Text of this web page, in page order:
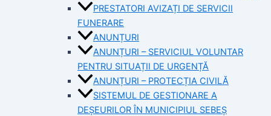
PRESTATORI AVIZAȚI DE SERVICII
FUNERARE
ANUNȚURI
ANUNȚURI – SERVICIUL VOLUNTAR
PENTRU SITUAȚII DE URGENȚĂ
ANUNȚURI – PROTECȚIA CIVILĂ
SISTEMUL DE GESTIONARE A
DEȘEURILOR ÎN MUNICIPIUL SEBEȘ